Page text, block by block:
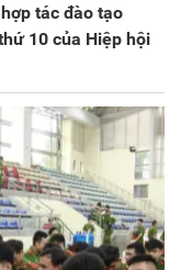
tác đào tạo
10 của Hiệp hội